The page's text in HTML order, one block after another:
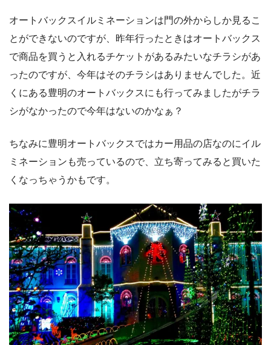
オートバックスイルミネーションは門の外からしか見るこ
とができないのですが、昨年行ったときはオートバックス
で商品を買うと入れるチケットがあるみたいなチラシがあ
ったのですが、今年はそのチラシはありませんでした。近
くにある豊明のオートバックスにも行ってみましたがチラ
シがなかったので今年はないのかなぁ？
ちなみに豊明オートバックスではカー用品の店なのにイル
ミネーションも売っているので、立ち寄ってみると買いた
くなっちゃうかもです。